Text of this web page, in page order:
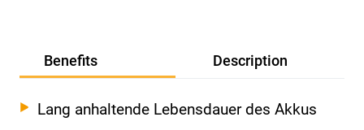
Benefits Description
Lang anhaltende Lebensdauer des Akkus